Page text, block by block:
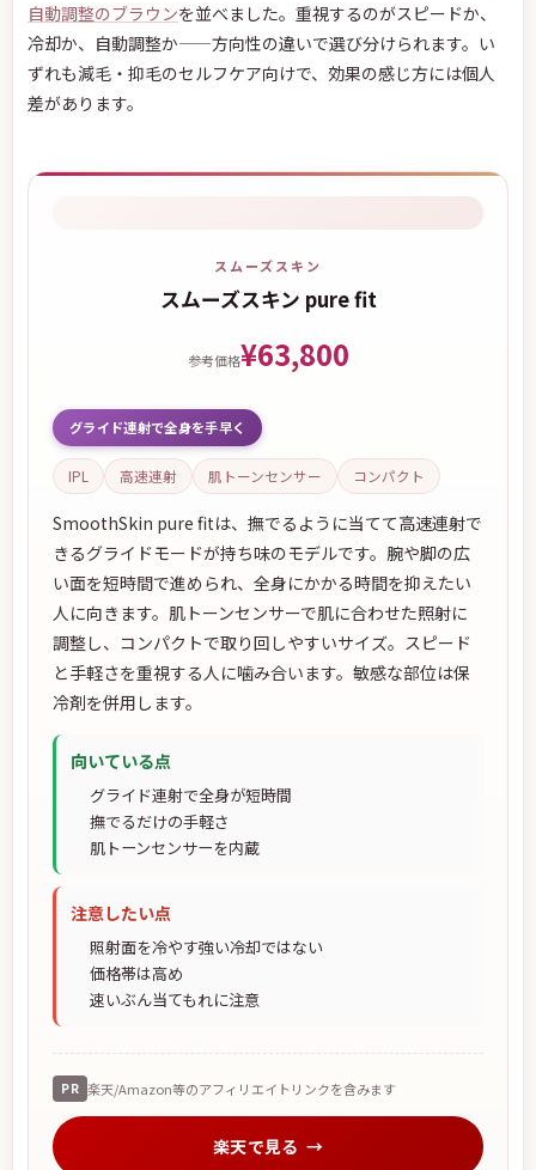
自動調整のブラウンを並べました。重視するのがスピードか、
冷却か、自動調整か——方向性の違いで選び分けられます。い
ずれも減毛・抑毛のセルフケア向けで、効果の感じ方には個人
差があります。
スムーズスキン
スムーズスキン pure fit
参考価格¥63,800
グライド連射で全身を手早く
IPL 高速連射 肌トーンセンサー コンパクト
SmoothSkin pure fitは、撫でるように当てて高速連射で
きるグライドモードが持ち味のモデルです。腕や脚の広
い面を短時間で進められ、全身にかかる時間を抑えたい
人に向きます。肌トーンセンサーで肌に合わせた照射に
調整し、コンパクトで取り回しやすいサイズ。スピード
と手軽さを重視する人に噛み合います。敏感な部位は保
冷剤を併用します。
向いている点
グライド連射で全身が短時間
撫でるだけの手軽さ
肌トーンセンサーを内蔵
注意したい点
照射面を冷やす強い冷却ではない
価格帯は高め
速いぶん当てもれに注意
PR 楽天/Amazon等のアフィリエイトリンクを含みます
楽天で見る